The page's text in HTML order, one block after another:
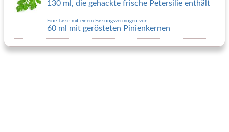
130 ml, die gehackte frische Petersilie enthält
Eine Tasse mit einem Fassungsvermögen von
60 ml mit gerösteten Pinienkernen